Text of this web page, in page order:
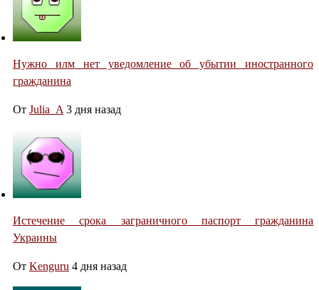
Нужно илм нет уведомление об убытии иностранного
гражданина
От Julia_A 3 дня назад
Истечение срока заграничного паспорт гражданина
Украины
От Kenguru 4 дня назад